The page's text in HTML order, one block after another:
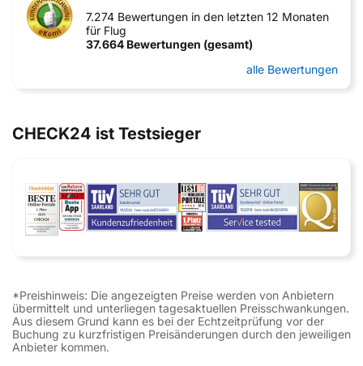
7.274 Bewertungen in den letzten 12 Monaten
für Flug
37.664 Bewertungen (gesamt)
alle Bewertungen
CHECK24 ist Testsieger
*Preishinweis: Die angezeigten Preise werden von Anbietern
übermittelt und unterliegen tagesaktuellen Preisschwankungen.
Aus diesem Grund kann es bei der Echtzeitprüfung vor der
Buchung zu kurzfristigen Preisänderungen durch den jeweiligen
Anbieter kommen.